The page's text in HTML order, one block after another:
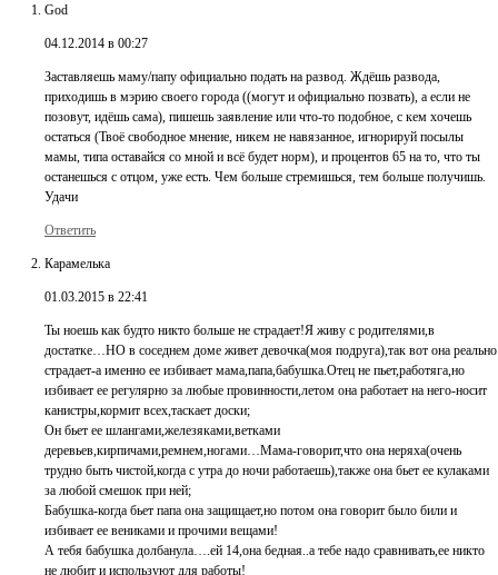
God
04.12.2014 в 00:27
Заставляешь маму/папу официально подать на развод. Ждёшь развода,
приходишь в мэрию своего города ((могут и официально позвать), а если не
позовут, идёшь сама), пишешь заявление или что-то подобное, с кем хочешь
остаться (Твоё свободное мнение, никем не навязанное, игнорируй посылы
мамы, типа оставайся со мной и всё будет норм), и процентов 65 на то, что ты
останешься с отцом, уже есть. Чем больше стремишься, тем больше получишь.
Удачи
Ответить
Карамелька
01.03.2015 в 22:41
Ты ноешь как будто никто больше не страдает!Я живу с родителями,в
достатке…НО в соседнем доме живет девочка(моя подруга),так вот она реально
страдает-а именно ее избивает мама,папа,бабушка.Отец не пьет,работяга,но
избивает ее регулярно за любые провинности,летом она работает на него-носит
канистры,кормит всех,таскает доски;
Он бьет ее шлангами,железяками,ветками
деревьев,кирпичами,ремнем,ногами…Мама-говорит,что она неряха(очень
трудно быть чистой,когда с утра до ночи работаешь),также она бьет ее кулаками
за любой смешок при ней;
Бабушка-когда бьет папа она защищает,но потом она говорит было били и
избивает ее вениками и прочими вещами!
А тебя бабушка долбанула….ей 14,она бедная..а тебе надо сравнивать,ее никто
не любит и используют для работы!